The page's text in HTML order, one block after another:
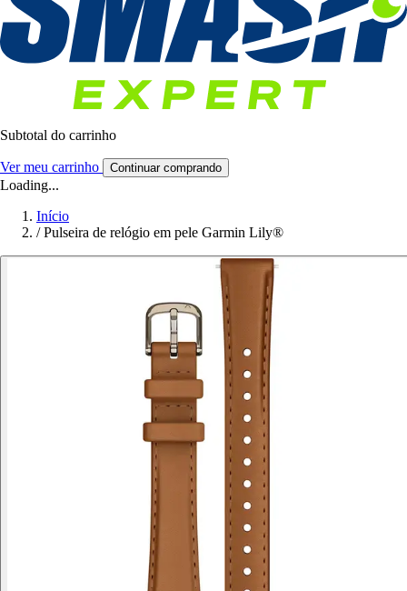
Subtotal do carrinho
Ver meu carrinho Continuar comprando
Loading...
Início
/ Pulseira de relógio em pele Garmin Lily®